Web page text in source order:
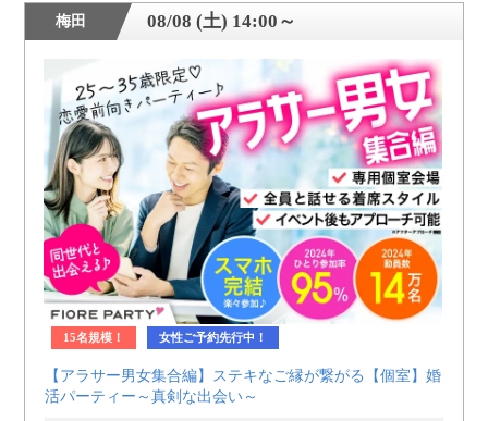
梅田 08/08 (土) 14:00～
15名規模！ 女性ご予約先行中！
【アラサー男女集合編】ステキなご縁が繋がる【個室】婚
活パーティー～真剣な出会い～